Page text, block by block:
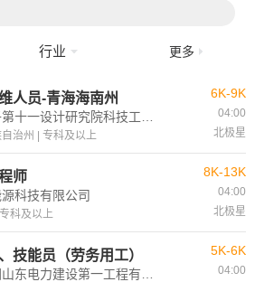
行业 更多
人员-青海海南州
治州 | 专科及以上
6K-9K
04:00
北极星
师
科技有限公司
科及以上
8K-13K
04:00
北极星
技能员（劳务用工） 5K-6K
04:00